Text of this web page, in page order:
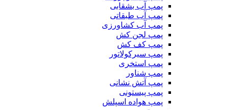
پمپ آب بشقابی
پمپ آب طبقاتی
پمپ آب کشاورزی
پمپ لجن کش
پمپ کف کش
پمپ سیرکولاتور
پمپ استخری
پمپ شناور
پمپ آتش نشانی
پمپ پیستونی
پمپ هواده اسپلش